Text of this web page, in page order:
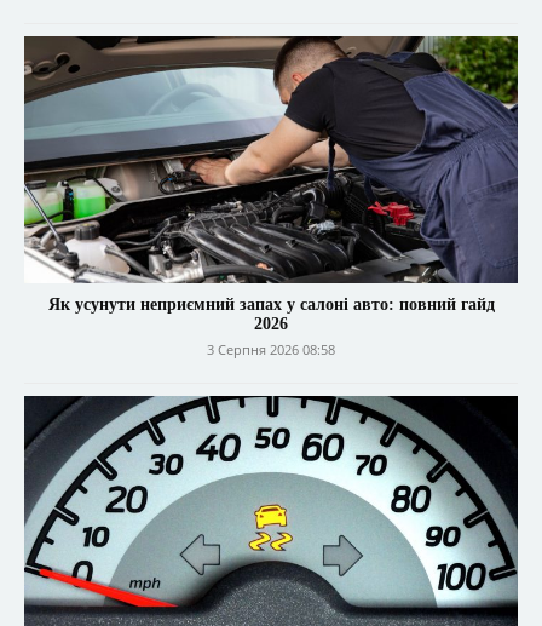
Як усунути неприємний запах у салоні авто: повний гайд
2026
3 Серпня 2026 08:58